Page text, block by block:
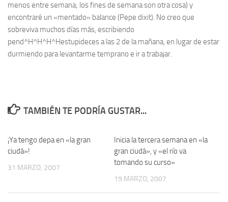
menos entre semana; los fines de semana son otra cosa) y
encontraré un «mentado» balance (Pepe dixit). No creo que
sobreviva muchos días más, escribiendo
pend^H^H^H^Hestupideces a las 2 de la mañana, en lugar de estar
durmiendo para levantarme temprano e ir a trabajar.
TAMBIÉN TE PODRÍA GUSTAR...
¡Ya tengo depa en «la gran
ciudá»!
31 MARZO, 2007
Inicia la tercera semana en «la
gran ciudá», y «el río va
tomando su curso»
19 MARZO, 2007